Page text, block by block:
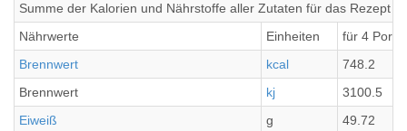
Summe der Kalorien und Nährstoffe aller Zutaten für das Rezept
Nährwerte
Einheiten
für 4
Brennwert
kcal
748.2
Brennwert
kj
3100.5
Eiweiß
g
49.72